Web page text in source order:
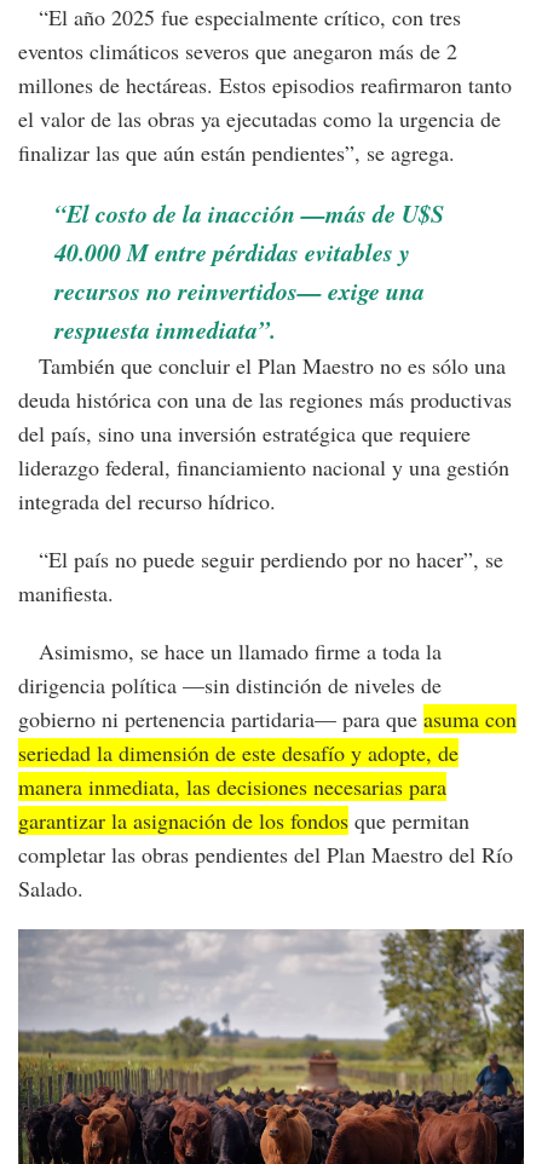
“El año 2025 fue especialmente crítico, con tres
eventos climáticos severos que anegaron más de 2
millones de hectáreas. Estos episodios reafirmaron tanto
el valor de las obras ya ejecutadas como la urgencia de
finalizar las que aún están pendientes”, se agrega.
“El costo de la inacción —más de U$S
40.000 M entre pérdidas evitables y
recursos no reinvertidos— exige una
respuesta inmediata”.
También que concluir el Plan Maestro no es sólo una
deuda histórica con una de las regiones más productivas
del país, sino una inversión estratégica que requiere
liderazgo federal, financiamiento nacional y una gestión
integrada del recurso hídrico.
“El país no puede seguir perdiendo por no hacer”, se
manifiesta.
Asimismo, se hace un llamado firme a toda la
dirigencia política —sin distinción de niveles de
gobierno ni pertenencia partidaria— para que asuma con
seriedad la dimensión de este desafío y adopte, de
manera inmediata, las decisiones necesarias para
garantizar la asignación de los fondos que permitan
completar las obras pendientes del Plan Maestro del Río
Salado.